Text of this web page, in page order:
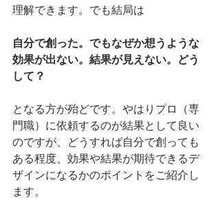
理解できます。でも結局は
自分で創った。でもなぜか想うような
効果が出ない。結果が見えない。どう
して？
となる方が殆どです。やはりプロ（専
門職）に依頼するのが結果として良い
のですが、どうすれば自分で創っても
ある程度、効果や結果が期待できるデ
ザインになるかのポイントをご紹介し
ます。